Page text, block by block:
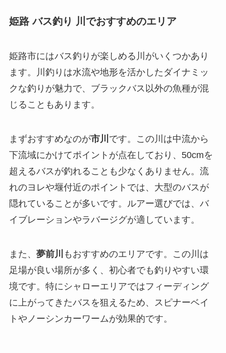
姫路 バス釣り 川でおすすめのエリア
姫路市にはバス釣りが楽しめる川がいくつかあり
ます。川釣りは水流や地形を活かしたダイナミッ
クな釣りが魅力で、ブラックバス以外の魚種が混
じることもあります。
まずおすすめなのが市川 です。この川は中流から
下流域にかけてポイントが点在しており、50cmを
超えるバスが釣れることも少なくありません。流
れのヨレや堰付近のポイントでは、大型のバスが
隠れていることが多いです。ルアー選びでは、バ
イブレーションやラバージグが適しています。
また、 夢前川
もおすすめのエリアです。この川は
足場が良い場所が多く、初心者でも釣りやすい環
境です。特にシャローエリアではフィーディング
に上がってきたバスを狙えるため、スピナーベイ
トやノーシンカーワームが効果的です。